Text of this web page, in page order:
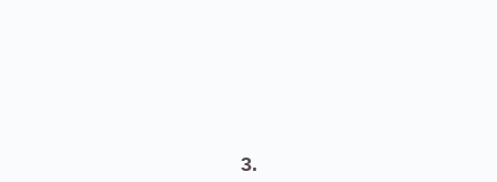
3.